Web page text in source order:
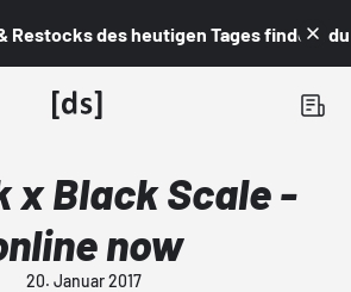
des heutigen Tages findest du
x Black Scale -
now
20. Januar 2017